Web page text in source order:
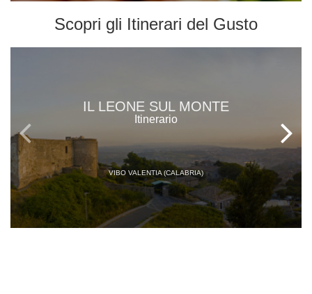
Scopri gli Itinerari del Gusto
IL LEONE SUL MONTE
Itinerario
VIBO VALENTIA (CALABRIA)